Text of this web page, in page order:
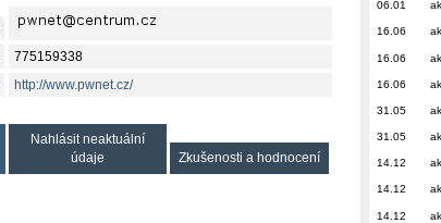
775159338
http://www.pwnet.cz/
Nahlásit neaktuální
údaje
Zkušenosti a hodnocení
06.01
16.06
16.06
16.06
31.05
31.05
14.12
14.12
14.12